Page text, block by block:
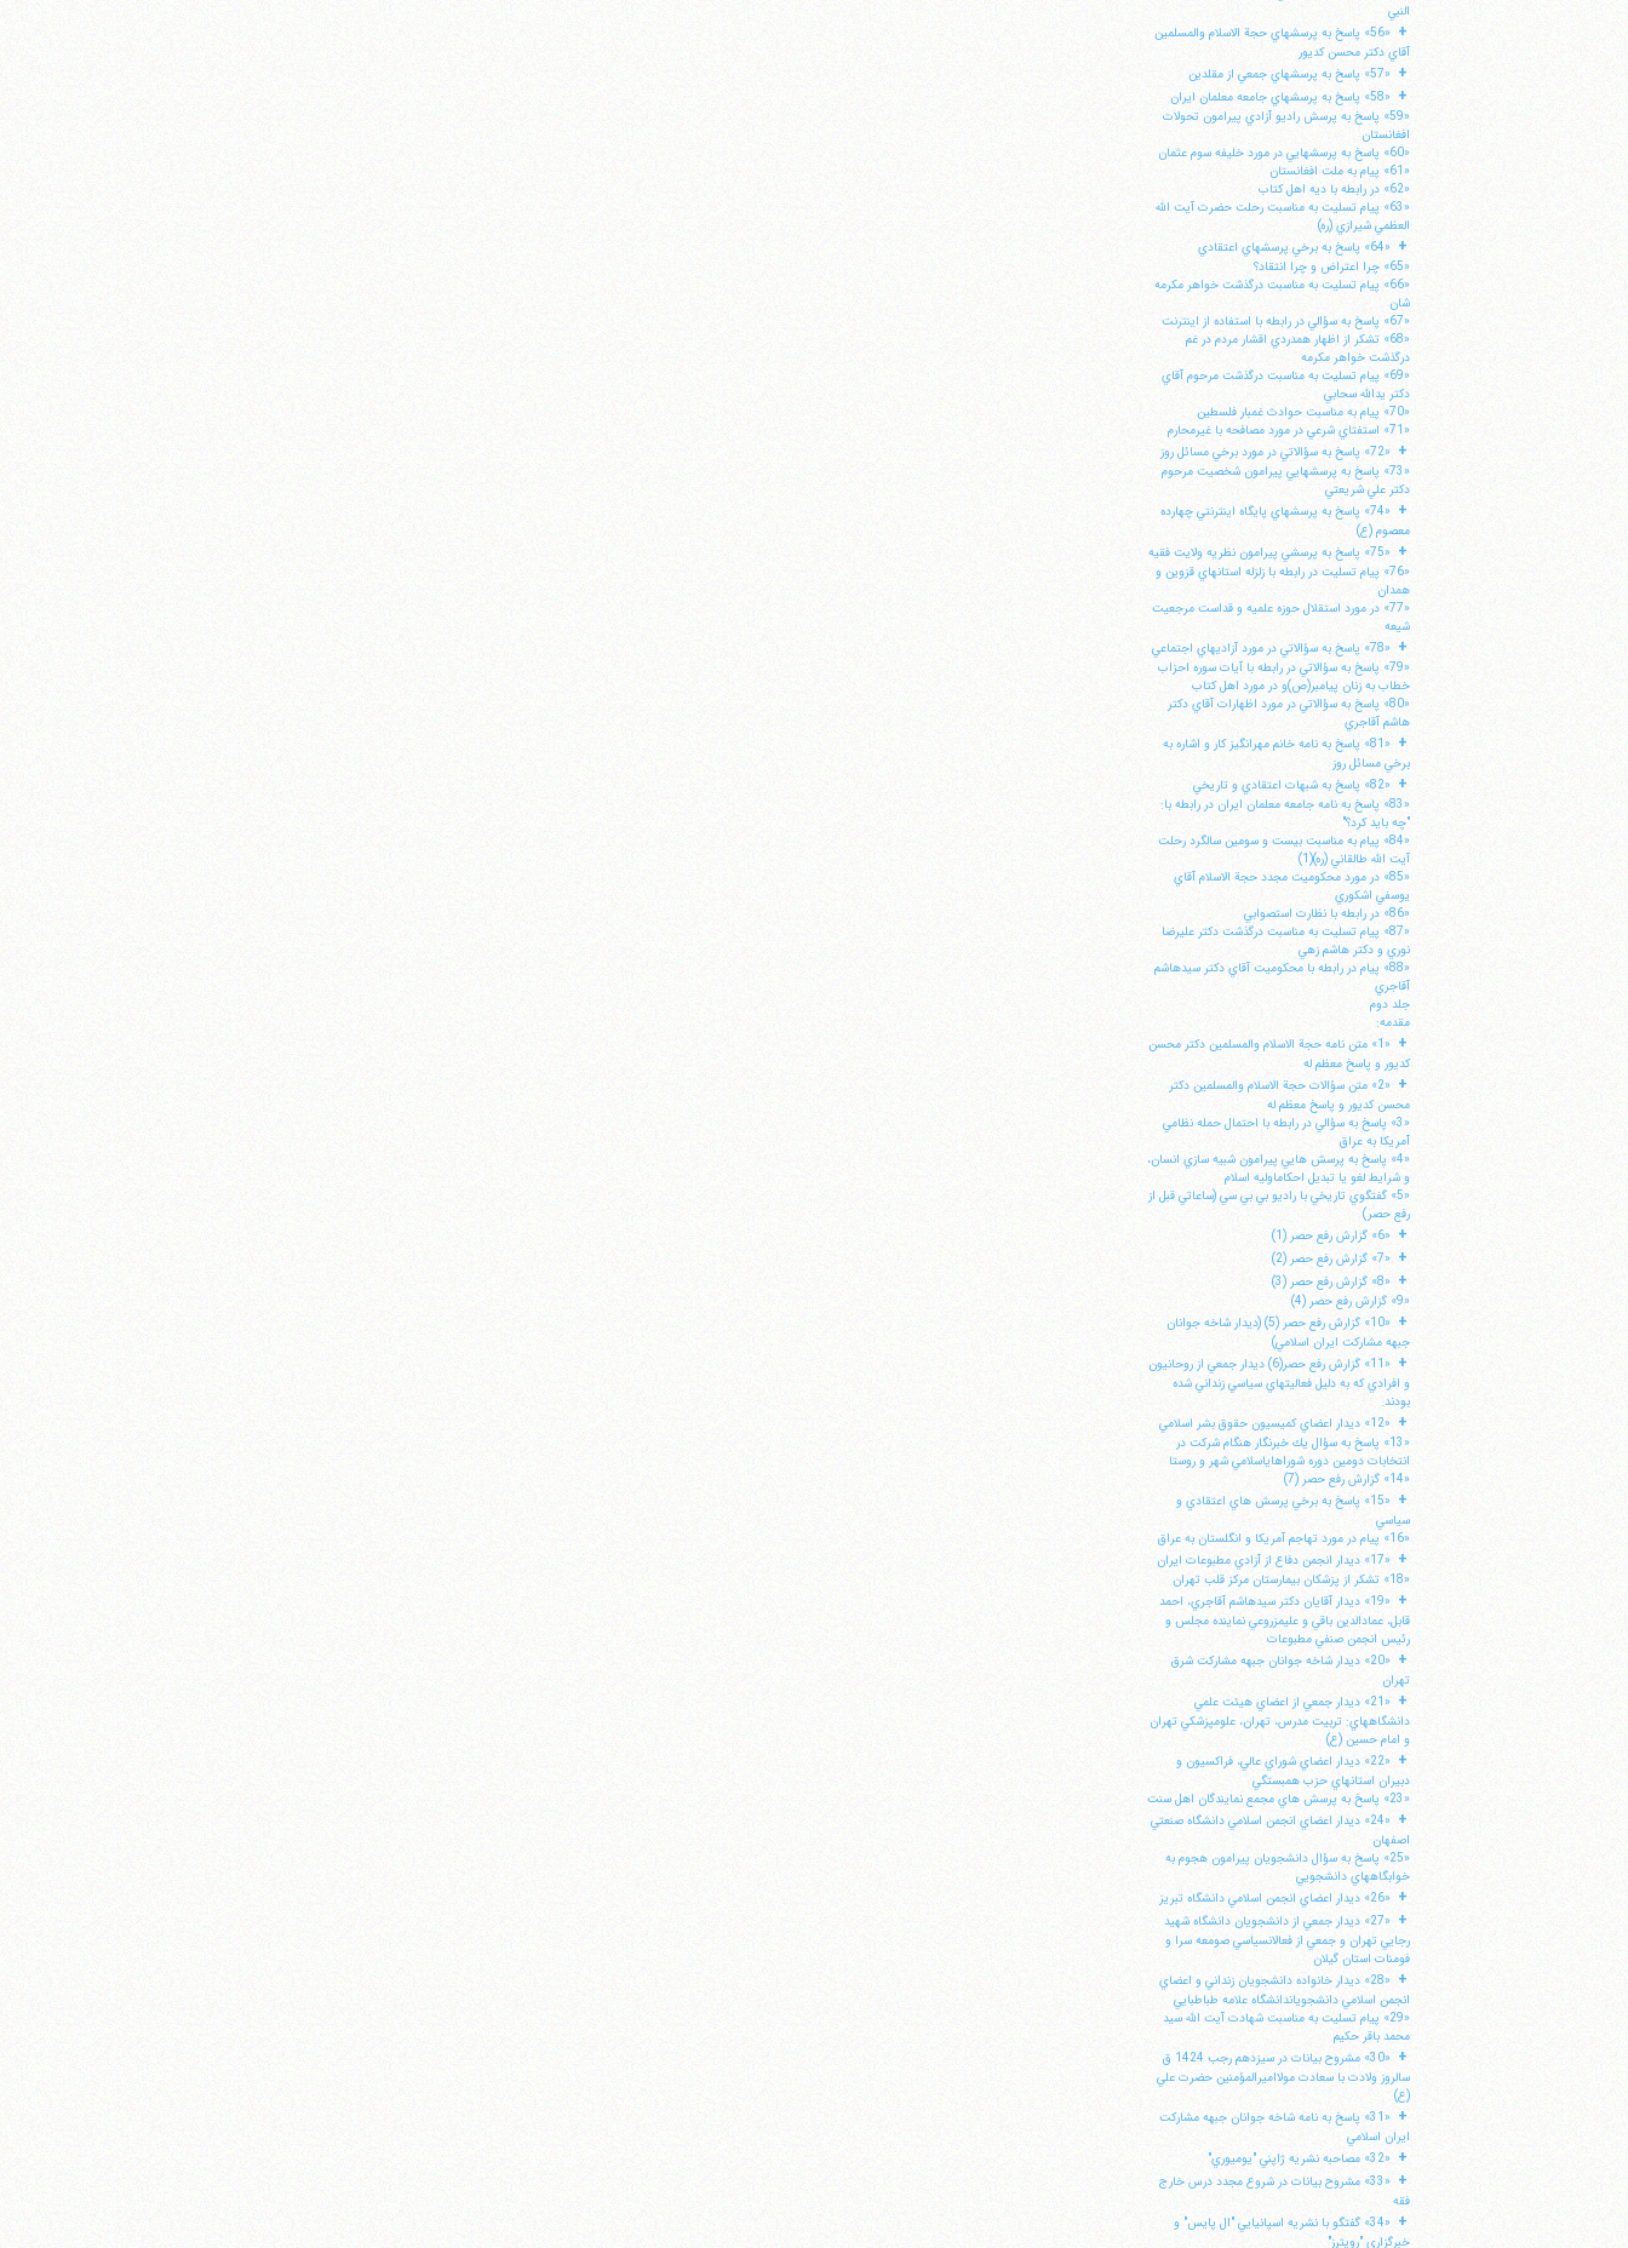
النبي
+
«56» پاسخ به پرسشهاي حجة الاسلام والمسلمين
آقاي دكتر محسن كديور
+ «57» پاسخ به پرسشهاي جمعي از مقلدين
+ «58» پاسخ به پرسشهاي جامعه معلمان ايران
«59» پاسخ به پرسش راديو آزادي پيرامون تحولات
افغانستان
«60» پاسخ به پرسشهايي در مورد خليفه سوم عثمان
«61» پيام به ملت افغانستان
«62» در رابطه با ديه اهل كتاب
«63» پيام تسليت به مناسبت رحلت حضرت آيت الله
العظمي شيرازي (ره)
+ «64» پاسخ به برخي پرسشهاي اعتقادي
«65» چرا اعتراض و چرا انتقاد؟
«66» پيام تسليت به مناسبت درگذشت خواهر مكرمه
شان
«67» پاسخ به سؤالي در رابطه با استفاده از اينترنت
«68» تشكر از اظهار همدردي اقشار مردم در غم
درگذشت خواهر مكرمه
«69» پيام تسليت به مناسبت درگذشت مرحوم آقاي
دكتر يدالله سحابي
«70» پيام به مناسبت حوادث غمبار فلسطين
«71» استفتاي شرعي در مورد مصافحه با غيرمحارم
+ «72» پاسخ به سؤالاتي در مورد برخي مسائل روز
«73» پاسخ به پرسشهايي پيرامون شخصيت مرحوم
دكتر علي شريعتي
+
«74» پاسخ به پرسشهاي پايگاه اينترنتي چهارده
معصوم (ع)
+ «75» پاسخ به پرسشي پيرامون نظريه ولايت فقيه
«76» پيام تسليت در رابطه با زلزله استانهاي قزوين و
همدان
«77» در مورد استقلال حوزه علميه و قداست مرجعيت
شيعه
+ «78» پاسخ به سؤالاتي در مورد آزاديهاي اجتماعي
«79» پاسخ به سؤالاتي در رابطه با آيات سوره احزاب
خطاب به زنان پيامبر(ص)و در مورد اهل كتاب
«80» پاسخ به سؤالاتي در مورد اظهارات آقاي دكتر
هاشم آقاجري
+
«81» پاسخ به نامه خانم مهرانگيز كار و اشاره به
برخي مسائل روز
+ «82» پاسخ به شبهات اعتقادي و تاريخي
«83» پاسخ به نامه جامعه معلمان ايران در رابطه با:
"چه بايد كرد؟"
«84» پيام به مناسبت بيست و سومين سالگرد رحلت
آيت الله طالقاني (ره)(1)
«85» در مورد محكوميت مجدد حجة الاسلام آقاي
يوسفي اشكوري
«86» در رابطه با نظارت استصوابي
«87» پيام تسليت به مناسبت درگذشت دكتر عليرضا
نوري و دكتر هاشم زهي
«88» پيام در رابطه با محكوميت آقاي دكتر سيدهاشم
آقاجري
جلد دوم
مقدمه:
+
«1» متن نامه حجة الاسلام والمسلمين دكتر محسن
كديور و پاسخ معظم له
+
«2» متن سؤالات حجة الاسلام والمسلمين دكتر
محسن كديور و پاسخ معظم له
«3» پاسخ به سؤالي در رابطه با احتمال حمله نظامي
آمريكا به عراق
«4» پاسخ به پرسش هايي پيرامون شبيه سازي انسان،
و شرايط لغو يا تبديل احكاماوليه اسلام
«5» گفتگوي تاريخي با راديو بي بي سي (ساعاتي قبل از
رفع حصر)
+ «6» گزارش رفع حصر (1)
+ «7» گزارش رفع حصر (2)
+ «8» گزارش رفع حصر (3)
«9» گزارش رفع حصر (4)
+
«10» گزارش رفع حصر (5) (ديدار شاخه جوانان
جبهه مشاركت ايران اسلامي)
+
«11» گزارش رفع حصر(6) ديدار جمعي از روحانيون
و افرادي كه به دليل فعاليتهاي سياسي زنداني شده
بودند.
+ «12» ديدار اعضاي كميسيون حقوق بشر اسلامي
«13» پاسخ به سؤال يك خبرنگار هنگام شركت در
انتخابات دومين دوره شوراهاياسلامي شهر و روستا
«14» گزارش رفع حصر (7)
+
«15» پاسخ به برخي پرسش هاي اعتقادي و
سياسي
«16» پيام در مورد تهاجم آمريكا و انگلستان به عراق
+ «17» ديدار انجمن دفاع از آزادي مطبوعات ايران
«18» تشكر از پزشكان بيمارستان مركز قلب تهران
+
«19» ديدار آقايان دكتر سيدهاشم آقاجري، احمد
قابل، عمادالدين باقي و عليمزروعي نماينده مجلس و
رئيس انجمن صنفي مطبوعات
+
«20» ديدار شاخه جوانان جبهه مشاركت شرق
تهران
+
«21» ديدار جمعي از اعضاي هيئت علمي
دانشگاههاي: تربيت مدرس، تهران، علومپزشكي تهران
و امام حسين (ع)
+
«22» ديدار اعضاي شوراي عالي، فراكسيون و
دبيران استانهاي حزب همبستگي
«23» پاسخ به پرسش هاي مجمع نمايندگان اهل سنت
+
«24» ديدار اعضاي انجمن اسلامي دانشگاه صنعتي
اصفهان
«25» پاسخ به سؤال دانشجويان پيرامون هجوم به
خوابگاههاي دانشجويي
+ «26» ديدار اعضاي انجمن اسلامي دانشگاه تبريز
+
«27» ديدار جمعي از دانشجويان دانشگاه شهيد
رجايي تهران و جمعي از فعالانسياسي صومعه سرا و
فومنات استان گيلان
+
«28» ديدار خانواده دانشجويان زنداني و اعضاي
انجمن اسلامي دانشجوياندانشگاه علامه طباطبايي
«29» پيام تسليت به مناسبت شهادت آيت الله سيد
محمد باقر حكيم
+
«30» مشروح بيانات در سيزدهم رجب 1424 ق
سالروز ولادت با سعادت مولااميرالمؤمنين حضرت علي
(ع)
+
«31» پاسخ به نامه شاخه جوانان جبهه مشاركت
ايران اسلامي
+ «32» مصاحبه نشريه ژاپني "يوميوري"
+
«33» مشروح بيانات در شروع مجدد درس خارج
فقه
+
«34» گفتگو با نشريه اسپانيايي "ال پايس" و
خبرگزاري "رويترز"